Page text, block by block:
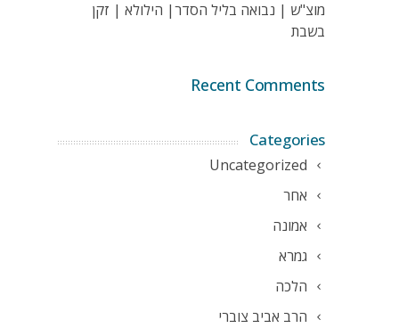
מוצ"ש | נבואה בליל הסדר| הילולא | זקן
בשבת
Recent Comments
Categories
Uncategorized
אחר
אמונה
גמרא
הלכה
הרב אביב צוברי